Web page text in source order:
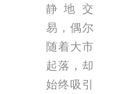
静地交
易，偶尔
随着大市
起落，却
始终吸引